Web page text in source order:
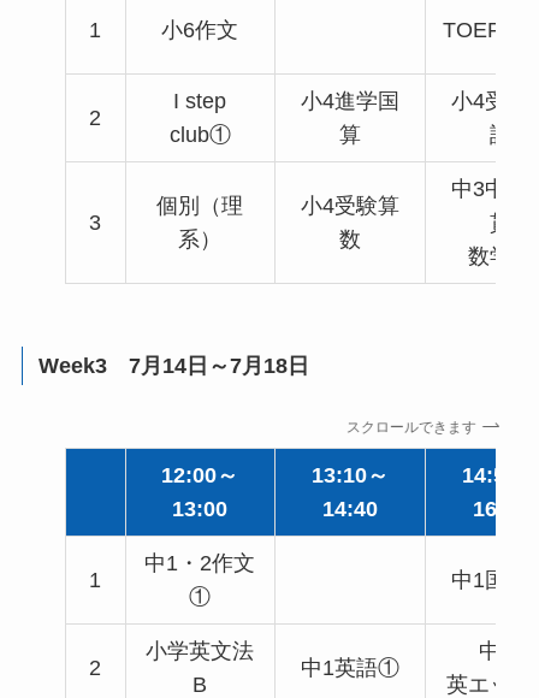
1 小6作文
2
I step
club①
小4進学国
算
小4受験
語
3
個別（理
系）
小4受験算
数
中3中高
貫
数学①
Week3 7月14日～7月18日
スクロールできます
12:00～
13:00
13:10～
14:40
14:50～
16:20
1
中1・2作文
①
中1国
2
小学英文法
B
中1英語①
中学
英エッセ